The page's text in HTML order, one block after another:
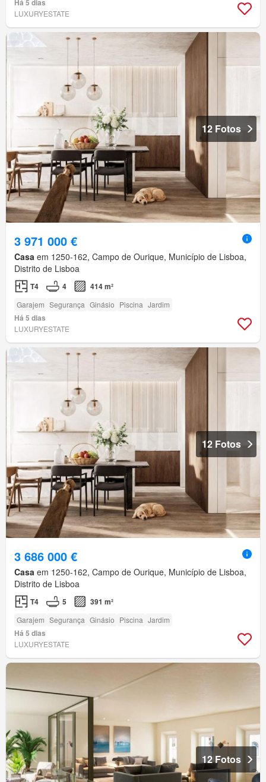
Há 5 dias
LUXURYESTATE
12 Fotos
3 971 000 €
Casa em 1250-162, Campo de Ourique, Município de Lisboa,
Distrito de Lisboa
T4 4 414 m²
Garajem Segurança Ginásio Piscina Jardim
Há 5 dias
LUXURYESTATE
12 Fotos
3 686 000 €
Casa em 1250-162, Campo de Ourique, Município de Lisboa,
Distrito de Lisboa
T4 5 391 m²
Garajem Segurança Ginásio Piscina Jardim
Há 5 dias
LUXURYESTATE
12 Fotos